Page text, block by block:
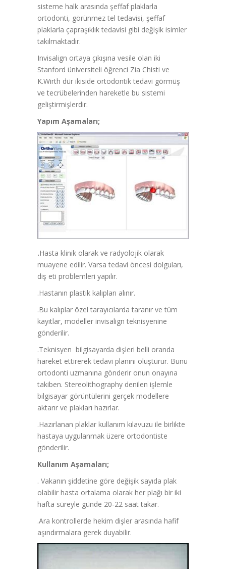
sisteme halk arasında şeffaf plaklarla
ortodonti, görünmez tel tedavisi, şeffaf
plaklarla çapraşıklık tedavisi gibi değişik isimler
takılmaktadır.
Invisalign ortaya çıkışına vesile olan iki
Stanford üniversiteli öğrenci Zia Chisti ve
K.Wirth dür ikiside ortodontik tedavi görmüş
ve tecrübelerinden hareketle bu sistemi
geliştirmişlerdir.
Yapım Aşamaları;
.Hasta klinik olarak ve radyolojik olarak
muayene edilir. Varsa tedavi öncesi dolguları,
diş eti problemleri yapılır.
.Hastanın plastik kalıpları alınır.
.Bu kalıplar özel tarayıcılarda taranır ve tüm
kayıtlar, modeller invisalign teknisyenine
gönderilir.
.Teknisyen bilgisayarda dişleri belli oranda
hareket ettirerek tedavi planını oluşturur. Bunu
ortodonti uzmanına gönderir onun onayına
takiben. Stereolithography denilen işlemle
bilgisayar görüntülerini gerçek modellere
aktarır ve plakları hazırlar.
.Hazırlanan plaklar kullanım kılavuzu ile birlikte
hastaya uygulanmak üzere ortodontiste
gönderilir.
Kullanım Aşamaları;
. Vakanın şiddetine göre değişik sayıda plak
olabilir hasta ortalama olarak her plağı bir iki
hafta süreyle günde 20-22 saat takar.
.Ara kontrollerde hekim dişler arasında hafif
aşındırmalara gerek duyabilir.